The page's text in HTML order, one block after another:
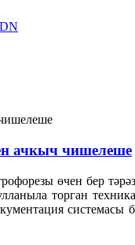
ачкыч чишелеше
өчен бер
торган
системасы